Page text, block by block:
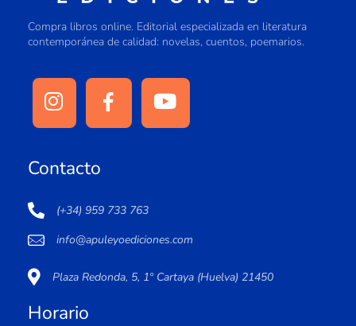
Compra libros online. Editorial especializada en literatura
contemporánea de calidad: novelas, cuentos, poemarios.
Contacto
(+34) 959 733 763
info@apuleyoediciones.com
Plaza Redonda, 5, 1º Cartaya (Huelva) 21450
Horario